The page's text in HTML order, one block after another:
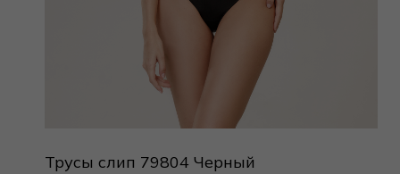
Трусы слип 79804 Черный